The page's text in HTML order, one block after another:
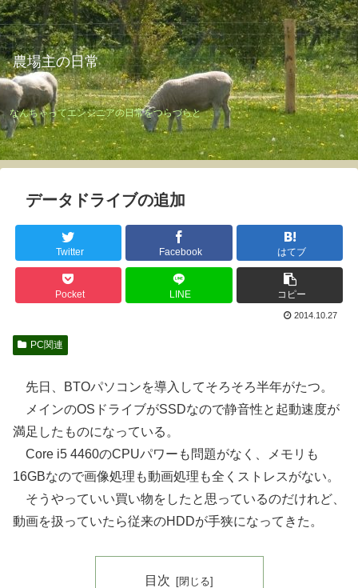
農場主の日常
なんちゃってエンジニアの日常をつらづらと
データドライブの追加
Twitter Facebook はてブ
Pocket LINE コピー
2014.10.27
PC関連
先日、BTOパソコンを導入してそろそろ半年がたつ。
メインのOSドライブがSSDなので静音性と起動速度が
満足したものになっている。
Core i5 4460のCPUパワーも問題がなく、メモリも
16GBなので画像処理も動画処理も全くストレスがない。
そうやっていい買い物をしたと思っているのだけれど、
動画を扱っていたら従来のHDDが手狭になってきた。
目次